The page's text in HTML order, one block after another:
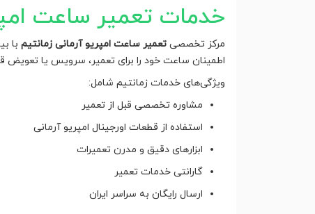
خدمات تعمیر ساعت
مرکز تخصصی تعمیر ساعت امپریو آرمانی زمانتیم
اطمینان ساعت خود را برای تعمیر، سرویس یا تعویض
ویژگی‌های خدمات زمانتیم شامل:
مشاوره تخصصی قبل از تعمیر
استفاده از قطعات اورجینال امپریو آرمانی
ابزارهای دقیق و مدرن تعمیرات
گارانتی خدمات تعمیر
ارسال رایگان به سراسر ایران